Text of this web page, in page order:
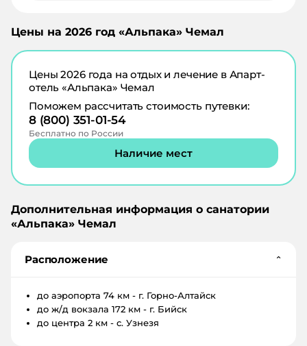
Цены на 2026 год «Альпака» Чемал
Цены2026года на отдых и лечение в Апарт-
отель «Альпака» Чемал
Поможем рассчитать стоимость путевки:
8 (800) 351-01-54
Бесплатно по России
Наличие мест
Дополнительная информация о санатории
«Альпака» Чемал
Расположение ⌄
до аэропорта 74 км - г. Горно-Алтайск
до ж/д вокзала 172 км - г. Бийск
до центра 2 км - с. Узнезя